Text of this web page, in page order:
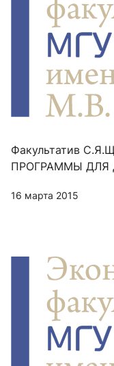
Факультатив
ПРОГРАММЫ ДЛЯ
16 марта 2015